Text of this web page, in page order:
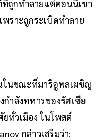
ถูกทำลายแต่ตอนนี้เขา
ราะถูกระเบิดทำลาย
นขณะที่มาริอูพลเผชิญ
กำลังทหารของรัสเซีย
ทั่วเมือง ในโพสต์
กล่าวเสริมว่า: